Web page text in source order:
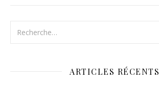
ARTICLES RÉCENTS